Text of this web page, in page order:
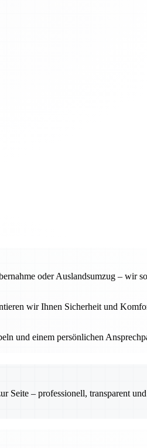
oder Auslandsumzug – wir
wir Ihnen Sicherheit und
und einem persönlichen
Seite – professionell, transparent